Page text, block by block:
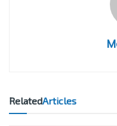
RelatedArticles